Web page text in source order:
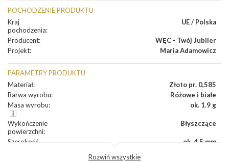
POCHODZENIE PRODUKTU
Kraj
pochodzenia:
UE / Polska
Producent:
WĘC - Twój Jubiler
Projekt: Maria Adamowicz
PARAMETRY PRODUKTU
Materiał:
Złoto pr. 0,585
Barwa wyrobu:
Różowe i białe
Masa wyrobu: ok. 1.9 g
Wykończenie
powierzchni:
Błyszczące
Szerokość
ok. 4,5 mm
Rozwiń wszystkie